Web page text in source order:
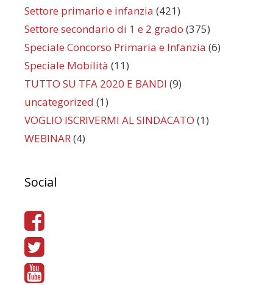
Settore primario e infanzia (421)
Settore secondario di 1 e 2 grado (375)
Speciale Concorso Primaria e Infanzia (6)
Speciale Mobilità (11)
TUTTO SU TFA 2020 E BANDI (9)
uncategorized (1)
VOGLIO ISCRIVERMI AL SINDACATO (1)
WEBINAR(4)
Social